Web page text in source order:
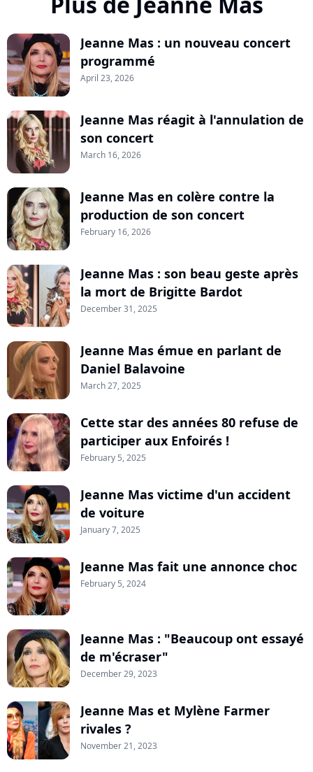
Jeanne Mas : un nouveau concert
programmé
April 23, 2026
Jeanne Mas réagit à l'annulation de
son concert
March 16, 2026
Jeanne Mas en colère contre la
production de son concert
February 16, 2026
Jeanne Mas : son beau geste après
la mort de Brigitte Bardot
December 31, 2025
Jeanne Mas émue en parlant de
Daniel Balavoine
March 27, 2025
Cette star des années 80 refuse de
participer aux Enfoirés !
February 5, 2025
Jeanne Mas victime d'un accident
de voiture
January 7, 2025
Jeanne Mas fait une annonce choc
February 5, 2024
Jeanne Mas : "Beaucoup ont essayé
de m'écraser"
December 29, 2023
Jeanne Mas et Mylène Farmer
rivales ?
November 21, 2023